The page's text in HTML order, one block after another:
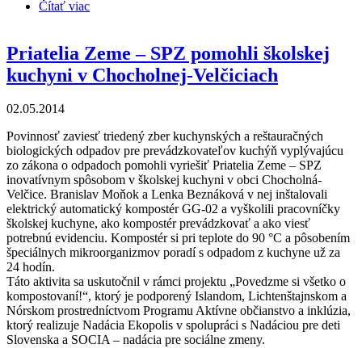
Čítať viac
Priatelia Zeme – SPZ pomohli školskej
kuchyni v Chocholnej-Velčiciach
02.05.2014
Povinnosť zaviesť triedený zber kuchynských a reštauračných
biologických odpadov pre prevádzkovateľov kuchýň vyplývajúcu
zo zákona o odpadoch pomohli vyriešiť Priatelia Zeme – SPZ
inovatívnym spôsobom v školskej kuchyni v obci Chocholná-
Velčice. Branislav Moňok a Lenka Beznáková v nej inštalovali
elektrický automatický kompostér GG-02 a vyškolili pracovníčky
školskej kuchyne, ako kompostér prevádzkovať a ako viesť
potrebnú evidenciu. Kompostér si pri teplote do 90 °C a pôsobením
špeciálnych mikroorganizmov poradí s odpadom z kuchyne už za
24 hodín.
Táto aktivita sa uskutočnil v rámci projektu „Povedzme si všetko o
kompostovaní!“, ktorý je podporený Islandom, Lichtenštajnskom a
Nórskom prostredníctvom Programu Aktívne občianstvo a inklúzia,
ktorý realizuje Nadácia Ekopolis v spolupráci s Nadáciou pre deti
Slovenska a SOCIA – nadácia pre sociálne zmeny.